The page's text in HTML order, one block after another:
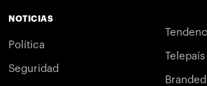
NOTICIAS
Política
Seguridad